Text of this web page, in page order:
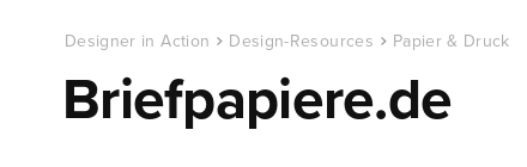
Designer in Action Design-Resources Papier & Druck
Briefpapiere.de